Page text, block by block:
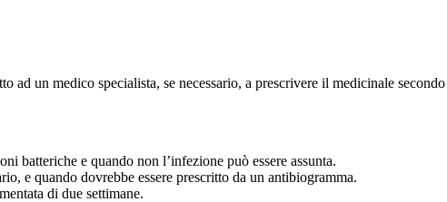
ad un medico specialista, se necessario, a prescrivere il medicinale
batteriche e quando non l’infezione può essere assunta.
e quando dovrebbe essere prescritto da un antibiogramma.
di due settimane.